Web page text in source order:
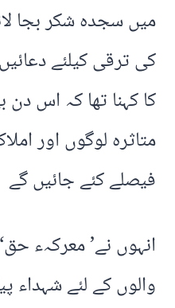
میں سجدہ شکر بجا
کی ترقی کیلئے
کا کہنا تھا کہ اس
متاثرہ لوگوں اور
فیصلے کئے جائیں گے
انہوں نے’ معرکہء
والوں کے لئے شہداء